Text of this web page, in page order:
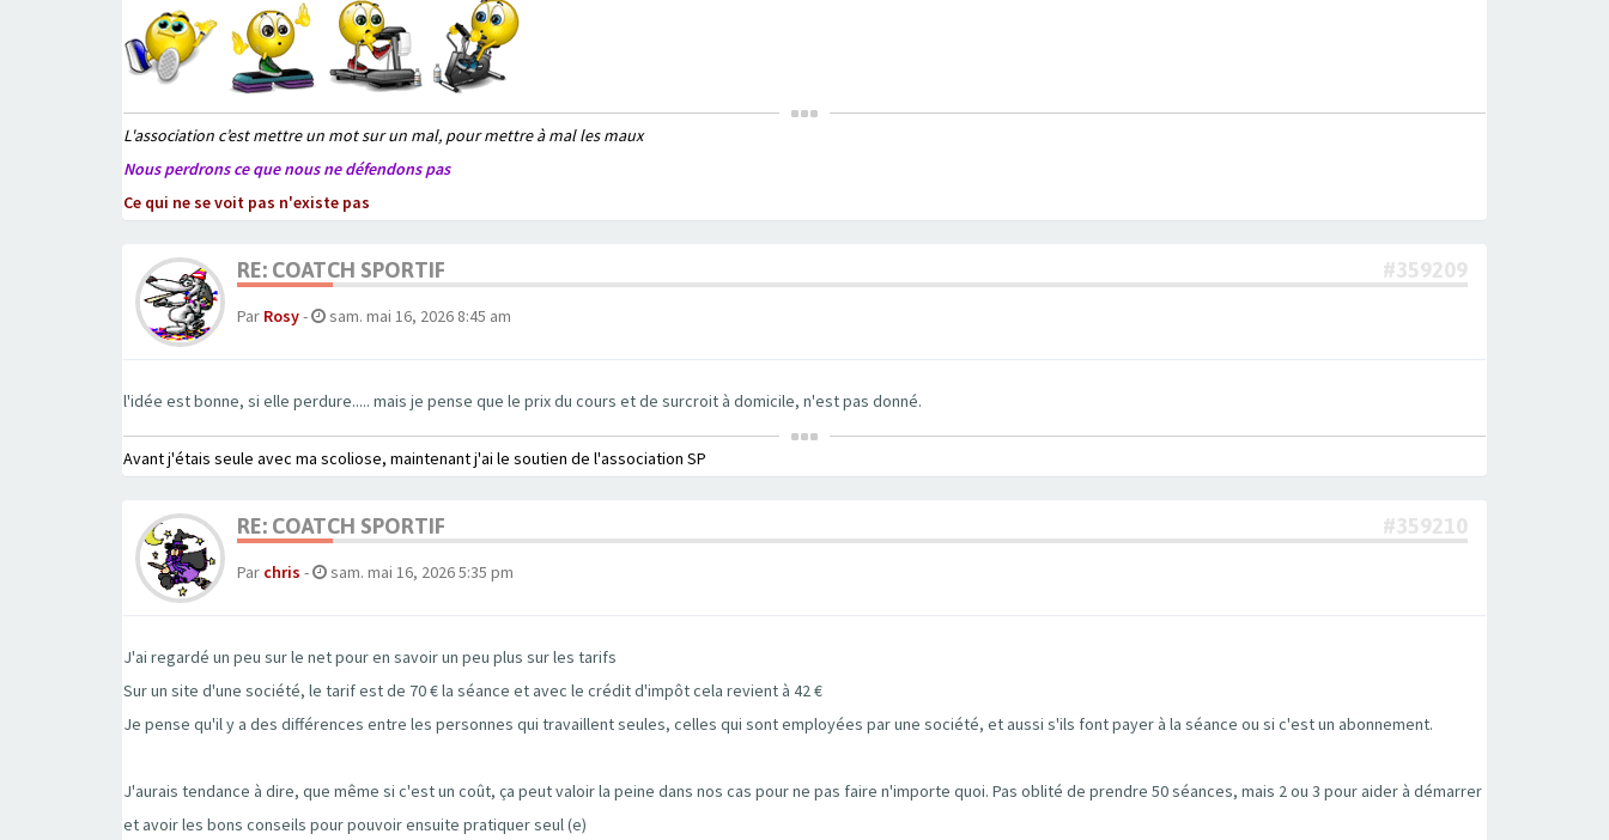
L'association c’est mettre un mot sur un mal, pour mettre à mal les maux
Nous perdrons ce que nous ne défendons pas
Ce qui ne se voit pas n'existe pas
RE: COATCH SPORTIF #359209
Par Rosy- sam. mai 16, 2026 8:45 am
l'idée est bonne, si elle perdure..... mais je pense que le prix du cours et de surcroit à domicile, n'est pas donné.
Avant j'étais seule avec ma scoliose, maintenant j'ai le soutien de l'association SP
RE: COATCH SPORTIF #359210
Par chris - sam. mai 16, 2026 5:35 pm
J'ai regardé un peu sur le net pour en savoir un peu plus sur les tarifs
Sur un site d'une société, le tarif est de 70 € la séance et avec le crédit d'impôt cela revient à 42 €
Je pense qu'il y a des différences entre les personnes qui travaillent seules, celles qui sont employées par une société, et aussi s'ils font payer à la séance ou si c'est un abonnement.
J'aurais tendance à dire, que même si c'est un coût, ça peut valoir la peine dans nos cas pour ne pas faire n'importe quoi. Pas oblité de prendre 50 séances, mais 2 ou 3 pour aider à démarrer
et avoir les bons conseils pour pouvoir ensuite pratiquer seul (e)